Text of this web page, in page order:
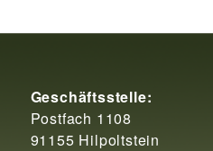
Geschäftsstelle:
Postfach 1108
91155 Hilpoltstein